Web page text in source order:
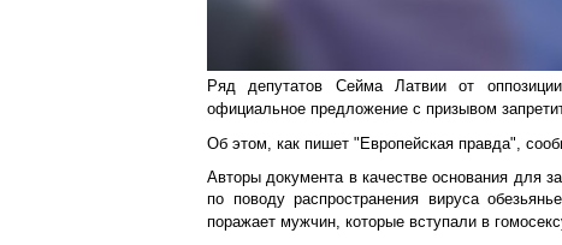
Ряд депутатов Сейма Латвии от
официальное предложение с призывом
Об этом, как пишет "Европейская правда",
Авторы документа в качестве основания для
по поводу распространения вируса
поражает мужчин, которые вступали в